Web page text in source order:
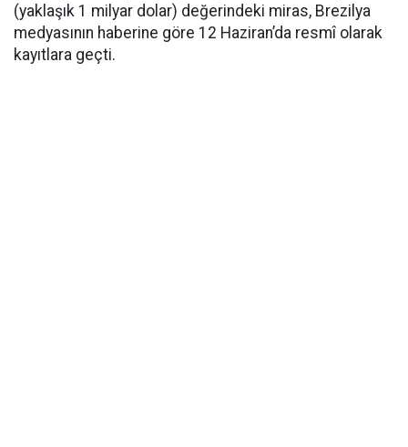
(yaklaşık 1 milyar dolar) değerindeki miras, Brezilya
medyasının haberine göre 12 Haziran’da resmî olarak
kayıtlara geçti.